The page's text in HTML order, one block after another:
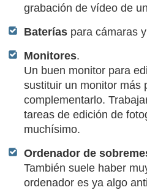
grabación de vídeo de
Baterías para cámaras
Monitores.
Un buen monitor para
sustituir un monitor más
complementarlo.
tareas de edición de
muchísimo.
Ordenador de
También suele haber
ordenador es ya algo